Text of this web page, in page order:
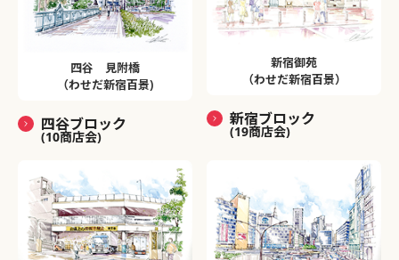
四谷 見附橋
（わせだ新宿百景)
四谷ブロック
(10商店会)
新宿御苑
（わせだ新宿百景）
新宿ブロック
(19商店会)